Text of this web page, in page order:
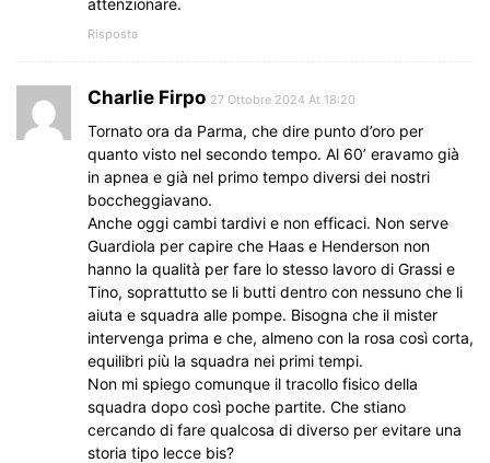
attenzionare.
Risposta
Charlie Firpo 27 Ottobre 2024 At 18:20
Tornato ora da Parma, che dire punto d’oro per
quanto visto nel secondo tempo. Al 60’ eravamo già
in apnea e già nel primo tempo diversi dei nostri
boccheggiavano.
Anche oggi cambi tardivi e non efficaci. Non serve
Guardiola per capire che Haas e Henderson non
hanno la qualità per fare lo stesso lavoro di Grassi e
Tino, soprattutto se li butti dentro con nessuno che li
aiuta e squadra alle pompe. Bisogna che il mister
intervenga prima e che, almeno con la rosa così corta,
equilibri più la squadra nei primi tempi.
Non mi spiego comunque il tracollo fisico della
squadra dopo così poche partite. Che stiano
cercando di fare qualcosa di diverso per evitare una
storia tipo lecce bis?